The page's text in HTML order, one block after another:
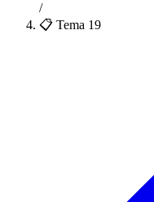
/
📋 Tema 19